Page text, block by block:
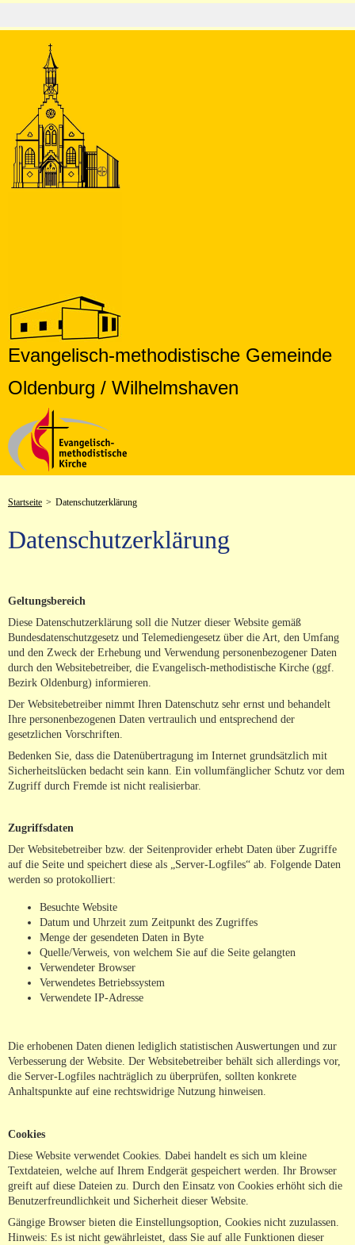
Evangelisch-methodistische Gemeinde
Oldenburg / Wilhelmshaven
Startseite > Datenschutzerklärung
Datenschutzerklärung
Geltungsbereich
Diese Datenschutzerklärung soll die Nutzer dieser Website gemäß
Bundesdatenschutzgesetz und Telemediengesetz über die Art, den Umfang
und den Zweck der Erhebung und Verwendung personenbezogener Daten
durch den Websitebetreiber, die Evangelisch-methodistische Kirche (ggf.
Bezirk Oldenburg) informieren.
Der Websitebetreiber nimmt Ihren Datenschutz sehr ernst und behandelt
Ihre personenbezogenen Daten vertraulich und entsprechend der
gesetzlichen Vorschriften.
Bedenken Sie, dass die Datenübertragung im Internet grundsätzlich mit
Sicherheitslücken bedacht sein kann. Ein vollumfänglicher Schutz vor dem
Zugriff durch Fremde ist nicht realisierbar.
Zugriffsdaten
Der Websitebetreiber bzw. der Seitenprovider erhebt Daten über Zugriffe
auf die Seite und speichert diese als „Server-Logfiles“ ab. Folgende Daten
werden so protokolliert:
Besuchte Website
Datum und Uhrzeit zum Zeitpunkt des Zugriffes
Menge der gesendeten Daten in Byte
Quelle/Verweis, von welchem Sie auf die Seite gelangten
Verwendeter Browser
Verwendetes Betriebssystem
Verwendete IP-Adresse
Die erhobenen Daten dienen lediglich statistischen Auswertungen und zur
Verbesserung der Website. Der Websitebetreiber behält sich allerdings vor,
die Server-Logfiles nachträglich zu überprüfen, sollten konkrete
Anhaltspunkte auf eine rechtswidrige Nutzung hinweisen.
Cookies
Diese Website verwendet Cookies. Dabei handelt es sich um kleine
Textdateien, welche auf Ihrem Endgerät gespeichert werden. Ihr Browser
greift auf diese Dateien zu. Durch den Einsatz von Cookies erhöht sich die
Benutzerfreundlichkeit und Sicherheit dieser Website.
Gängige Browser bieten die Einstellungsoption, Cookies nicht zuzulassen.
Hinweis: Es ist nicht gewährleistet, dass Sie auf alle Funktionen dieser